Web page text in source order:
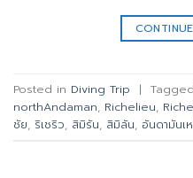
Posted in Diving Trip | Tagged
northAndaman, Richelieu,
ชัย, ริเชริว, สิมิรัน, สิมิลัน, อันดามันเ